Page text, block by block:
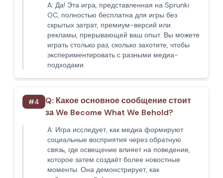
A: Да! Эта игра, представленная на Sprunki
OC, полностью бесплатна для игры без
скрытых затрат, премиум-версий или
рекламы, прерывающей ваш опыт. Вы можете
играть столько раз, сколько захотите, чтобы
экспериментировать с разными медиа-
подходами.
#4 Q: Какое основное сообщение стоит
за We Become What We Behold?
A: Игра исследует, как медиа формируют
социальные восприятия через обратную
связь, где освещение влияет на поведение,
которое затем создаёт более новостные
моменты. Она демонстрирует, как